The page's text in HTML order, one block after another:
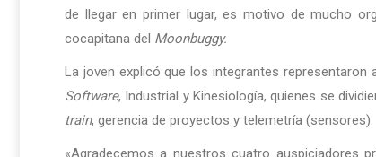
de llegar en primer lugar, es motivo de mucho
cocapitana del Moonbuggy.
La joven explicó que los integrantes representaron
Software, Industrial y Kinesiología, quienes se
train, gerencia de proyectos y telemetría (sensores).
«Agradecemos a nuestros cuatro auspiciadores